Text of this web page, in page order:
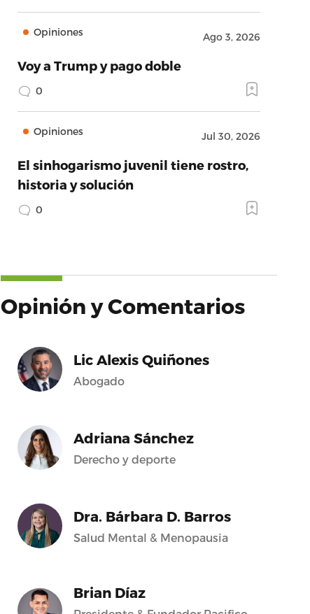
Opiniones Ago 3, 2026
Voy a Trump y pago doble
0
Opiniones Jul 30, 2026
El sinhogarismo juvenil tiene rostro,
historia y solución
0
Opinión y Comentarios
Lic Alexis Quiñones
Abogado
Adriana Sánchez
Derecho y deporte
Dra. Bárbara D. Barros
Salud Mental & Menopausia
Brian Díaz